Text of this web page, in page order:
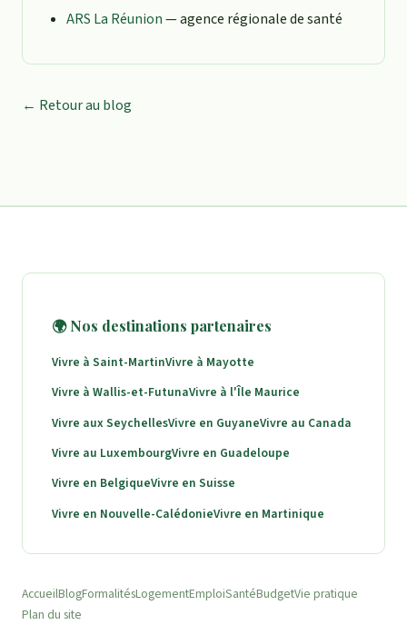
ARS La Réunion— agence régionale de santé
← Retour au blog
🌍 Nos destinations partenaires
Vivre à Saint-MartinVivre à Mayotte
Vivre à Wallis-et-FutunaVivre à l'Île Maurice
Vivre aux SeychellesVivre en GuyaneVivre au Canada
Vivre au LuxembourgVivre en Guadeloupe
Vivre en BelgiqueVivre en Suisse
Vivre en Nouvelle-CalédonieVivre en Martinique
AccueilBlogFormalitésLogementEmploiSantéBudgetVie pratique
Plan du site